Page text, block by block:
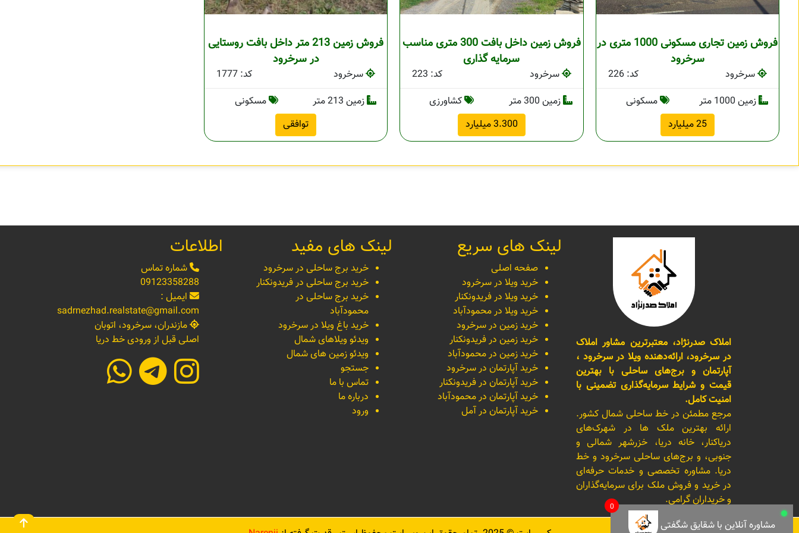
فروش زمین تجاری مسکونی 1000 متری در
سرخرود
سرخرود
کد: 226
زمین 1000 متر
مسکونی
25 میلیارد
فروش زمین داخل بافت 300 متری مناسب
سرمایه گذاری
سرخرود
کد: 223
زمین 300 متر
کشاورزی
3.300 میلیارد
فروش زمین 213 متر داخل بافت روستایی
در سرخرود
سرخرود
کد: 1777
زمین 213 متر
مسکونی
توافقی
املاک صدرنژاد، معتبرترین مشاور املاک
در سرخرود، ارائه‌دهنده ویلا در سرخرود ،
آپارتمان و برج‌های ساحلی با بهترین
قیمت و شرایط سرمایه‌گذاری تضمینی با
امنیت کامل.
مرجع مطمئن در خط ساحلی شمال کشور.
ارائه بهترین ملک ها در شهرک‌های
دریاکنار، خانه دریا، خزرشهر شمالی و
جنوبی، و برج‌های ساحلی سرخرود و خط
دریا. مشاوره تخصصی و خدمات حرفه‌ای
در خرید و فروش ملک برای سرمایه‌گذاران
و خریداران گرامی.
لینک های سریع
صفحه اصلی
خرید ویلا در سرخرود
خرید ویلا در فریدونکنار
خرید ویلا در محمودآباد
خرید زمین در سرخرود
خرید زمین در فریدونکنار
خرید زمین در محمودآباد
خرید آپارتمان در سرخرود
خرید آپارتمان در فریدونکنار
خرید آپارتمان در محمودآباد
خرید آپارتمان در آمل
لینک های مفید
خرید برج ساحلی در سرخرود
خرید برج ساحلی در فریدونکنار
خرید برج ساحلی در
محمودآباد
خرید باغ ویلا در سرخرود
ویدئو ویلاهای شمال
ویدئو زمین های شمال
جستجو
تماس با ما
درباره ما
ورود
اطلاعات
شماره تماس
09123358288
ایمیل :
sadrnezhad.realstate@gmail.com
مازندران، سرخرود، اتوبان
اصلی قبل از ورودی خط دریا
مشاوره آنلاین با شقایق شگفتی
0